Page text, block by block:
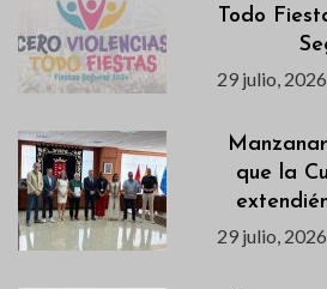
Todo
29 julio, 2026
que la
29 julio, 2026